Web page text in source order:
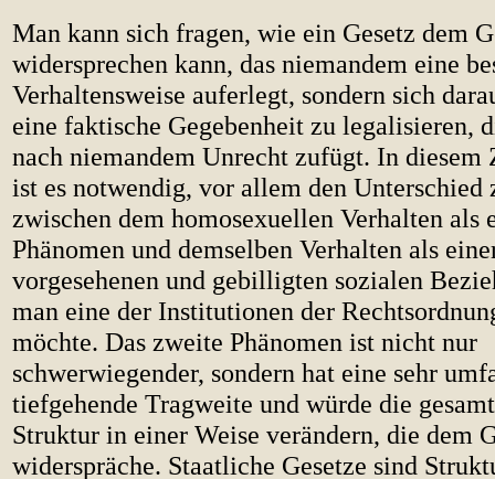
Man kann sich fragen, wie ein Gesetz dem
widersprechen kann, das niemandem eine
Verhaltensweise auferlegt, sondern sich
eine faktische Gegebenheit zu legalisieren,
nach niemandem Unrecht zufügt. In diesem
ist es notwendig, vor allem den Unterschied
zwischen dem homosexuellen Verhalten als
Phänomen und demselben Verhalten als
vorgesehenen und gebilligten sozialen
man eine der Institutionen der
möchte. Das zweite Phänomen ist nicht nur
schwerwiegender, sondern hat eine sehr
tiefgehende Tragweite und würde die
Struktur in einer Weise verändern, die dem
widerspräche. Staatliche Gesetze sind